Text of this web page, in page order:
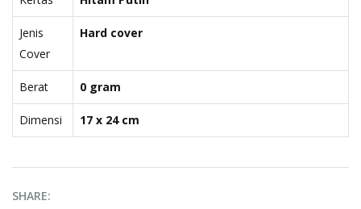
Jenis
Cover
Hard cover
Berat 0 gram
Dimensi 17 x 24 cm
SHARE: